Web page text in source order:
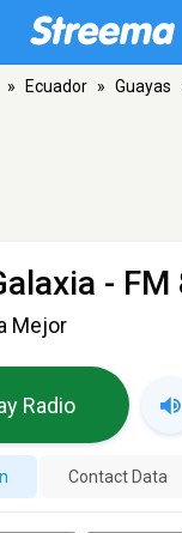
» Ecuador » Guayas
- FM
Mejor
Radio
Contact Data